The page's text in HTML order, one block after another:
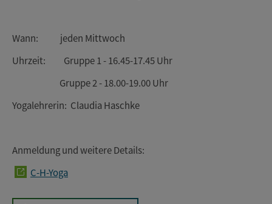
Wann: jeden Mittwoch
Uhrzeit: Gruppe 1 - 16.45-17.45 Uhr
Gruppe 2 - 18.00-19.00 Uhr
Yogalehrerin: Claudia Haschke
Anmeldung und weitere Details:
C-H-Yoga